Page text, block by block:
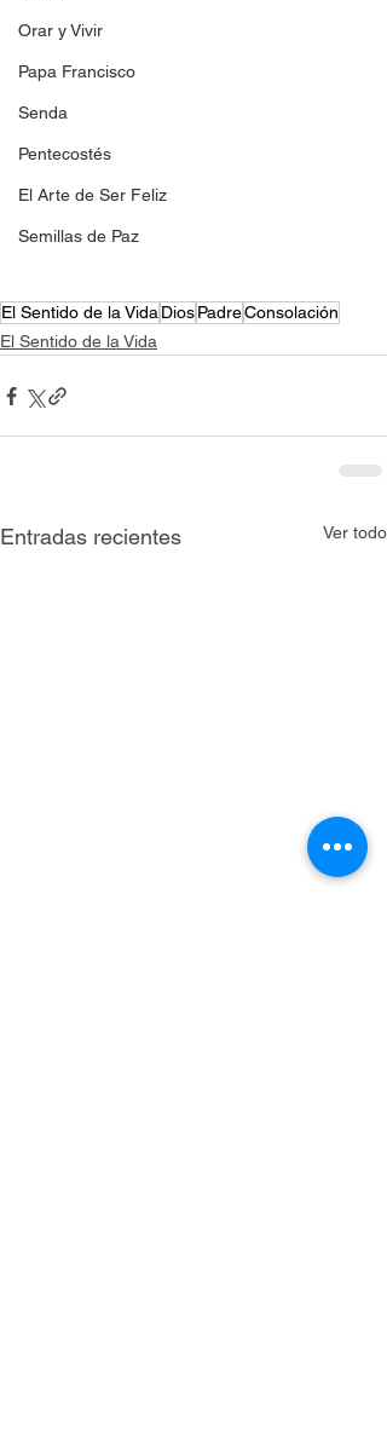
Orar y Vivir
Papa Francisco
Senda
Pentecostés
El Arte de Ser Feliz
Semillas de Paz
El Sentido de la VidaDiosPadreConsolación
El Sentido de la Vida
Entradas recientes Ver todo